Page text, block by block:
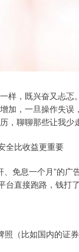
样，既兴奋又忐
加，一旦操作失
，聊聊那些让我少
全比收益更重要
免息一个月”的
台直接跑路，钱打
（比如国内的证